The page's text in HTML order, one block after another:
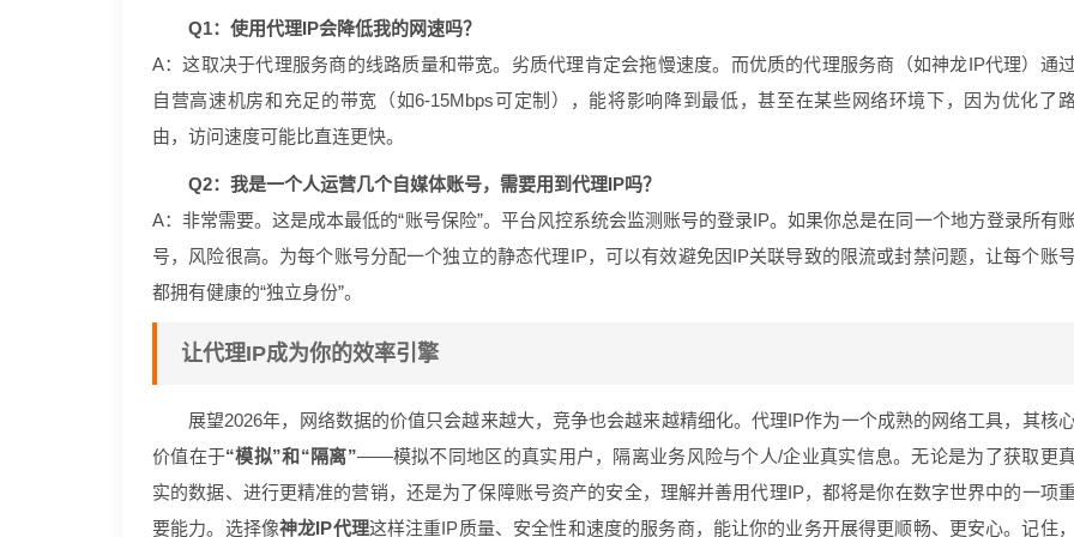
Q1：使用代理IP会降低我的网速吗？
A：这取决于代理服务商的线路质量和带宽。劣质代理肯定会拖慢速度。而优质的代理服务商（如神龙IP代理）通过
自营高速机房和充足的带宽（如6-15Mbps可定制），能将影响降到最低，甚至在某些网络环境下，因为优化了
由，访问速度可能比直连更快。
Q2：我是一个人运营几个自媒体账号，需要用到代理IP吗？
A：非常需要。这是成本最低的“账号保险”。平台风控系统会监测账号的登录IP。如果你总是在同一个地方登录所有
号，风险很高。为每个账号分配一个独立的静态代理IP，可以有效避免因IP关联导致的限流或封禁问题，让每个账号
都拥有健康的“独立身份”。
让代理IP成为你的效率引擎
展望2026年，网络数据的价值只会越来越大，竞争也会越来越精细化。代理IP作为一个成熟的网络工具，其核
价值在于“模拟”和“隔离”——模拟不同地区的真实用户，隔离业务风险与个人/企业真实信息。无论是为了获取更
实的数据、进行更精准的营销，还是为了保障账号资产的安全，理解并善用代理IP，都将是你在数字世界中的一项
要能力。选择像神龙IP代理这样注重IP质量、安全性和速度的服务商，能让你的业务开展得更顺畅、更安心。记住，